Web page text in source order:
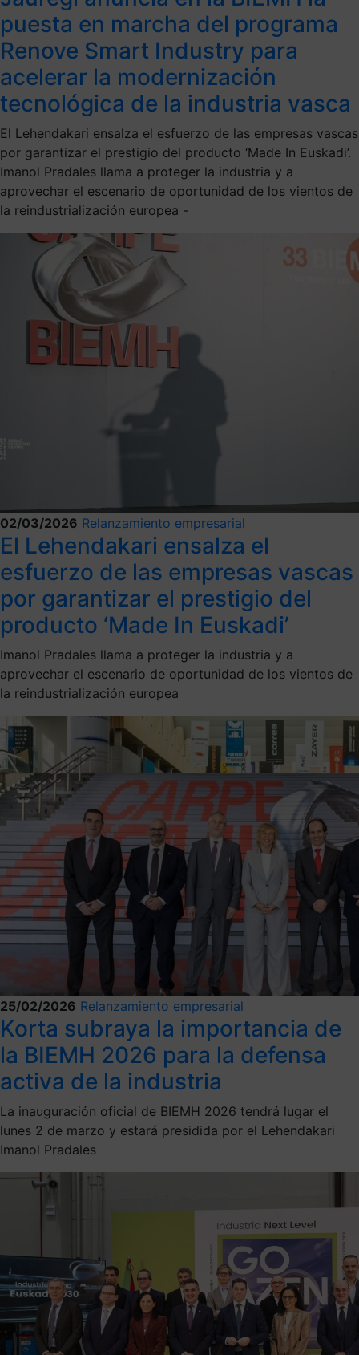
puesta en marcha del programa
Renove Smart Industry para
acelerar la modernización
tecnológica de la industria vasca
El Lehendakari ensalza el esfuerzo de las empresas vascas
por garantizar el prestigio del producto ‘Made In Euskadi’.
Imanol Pradales llama a proteger la industria y a
aprovechar el escenario de oportunidad de los vientos de
la reindustrialización europea -
02/03/2026 Relanzamiento empresarial
El Lehendakari ensalza el
esfuerzo de las empresas vascas
por garantizar el prestigio del
producto ‘Made In Euskadi’
Imanol Pradales llama a proteger la industria y a
aprovechar el escenario de oportunidad de los vientos de
la reindustrialización europea
25/02/2026 Relanzamiento empresarial
Korta subraya la importancia de
la BIEMH 2026 para la defensa
activa de la industria
La inauguración oficial de BIEMH 2026 tendrá lugar el
lunes 2 de marzo y estará presidida por el Lehendakari
Imanol Pradales